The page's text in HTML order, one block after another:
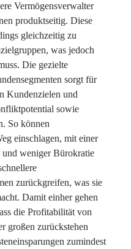
Vermögensverwalter
produktseitig. Diese
gleichzeitig zu
was jedoch
Die gezielte
sorgt für
Kundenzielen und
sowie
So können
einschlagen, mit einer
und weniger Bürokratie
zurückgreifen, was sie
Damit einher gehen
die Profitabilität von
großen zurückstehen
zumindest